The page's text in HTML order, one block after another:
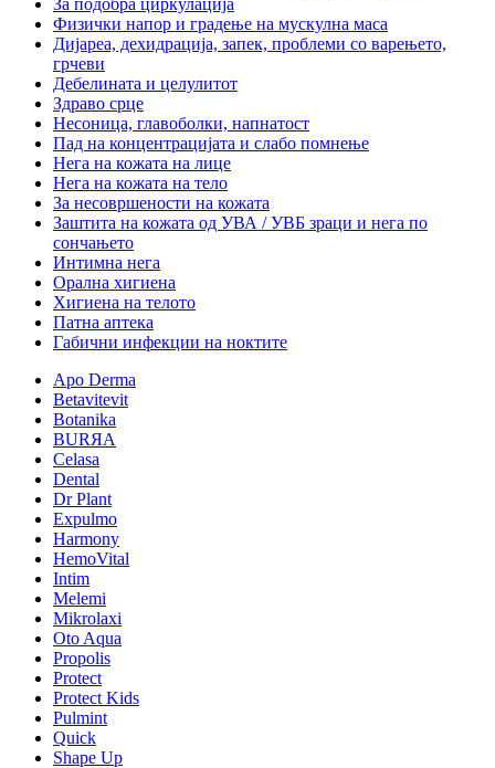
Физички напор и градење на мускулна маса
Дијареа, дехидрација, запек, проблеми со варењето,
грчеви
Дебелината и целулитот
Здраво срце
Несоница, главоболки, напнатост
Пад на концентрацијата и слабо помнење
Нега на кожата на лице
Нега на кожата на тело
За несовршености на кожата
Заштита на кожата од УВА / УВБ зраци и нега по
сончањето
Интимна нега
Орална хигиена
Хигиена на телото
Патна аптека
Габични инфекции на ноктите
Apo Derma
Betavitevit
Botanika
BURЯA
Celasa
Dental
Dr Plant
Expulmo
Harmony
HemoVital
Intim
Melemi
Mikrolaxi
Oto Aqua
Propolis
Protect
Protect Kids
Pulmint
Quick
Shape Up